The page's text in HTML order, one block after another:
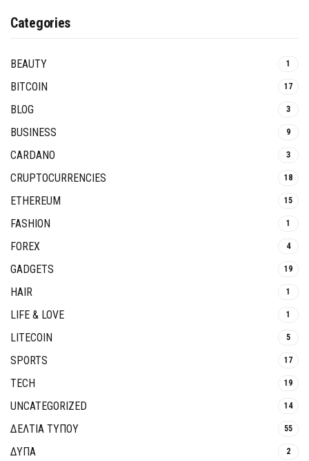
Categories
BEAUTY 1
BITCOIN 17
BLOG 3
BUSINESS 9
CARDANO 3
CRUPTOCURRENCIES 18
ETHEREUM 15
FASHION 1
FOREX 4
GADGETS 19
HAIR 1
LIFE & LOVE 1
LITECOIN 5
SPORTS 17
TECH 19
UNCATEGORIZED 14
ΔΕΛΤΙΑ ΤΥΠΟΥ 55
ΔΥΠΑ 2